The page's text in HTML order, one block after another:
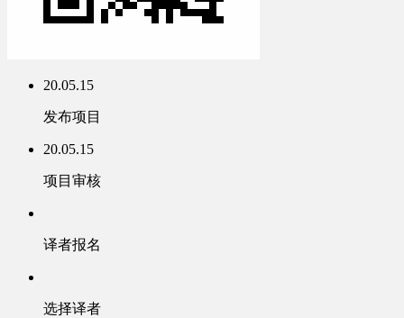
20.05.15
发布项目
20.05.15
项目审核
译者报名
选择译者